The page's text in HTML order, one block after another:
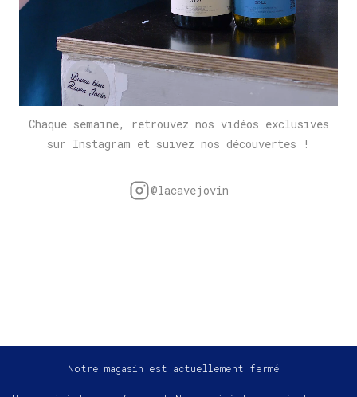
Chaque semaine, retrouvez nos vidéos exclusives
sur Instagram et suivez nos découvertes !
@lacavejovin
Notre magasin est actuellement fermé